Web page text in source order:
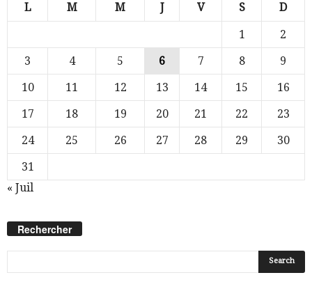
L M M J V S D
1
2
3
4 5 6 7 8
9
10
11 12 13 14 15
16
17
18 19 20 21 22
23
24
25 26 27 28 29
30
31
« Juil
Rechercher